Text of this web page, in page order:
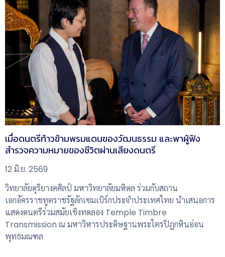
เมื่อดนตรีก้าวข้ามพรมแดนของวัฒนธรรม และพาผู้ฟัง
สำรวจความหมายของชีวิตผ่านเสียงดนตรี
12 มิ.ย. 2569
วิทยาลัยดุริยางคศิลป์ มหาวิทยาลัยมหิดล ร่วมกับสถาน
เอกอัครราชทูตราชรัฐลักเซมเบิร์กประจำประเทศไทย นำเสนอการ
แสดงดนตรีร่วมสมัยเชิงทดลอง Temple Timbre
Transmission ณ มหาวิหารประดิษฐานพระไตรปิฎกหินอ่อน
พุทธมณฑล